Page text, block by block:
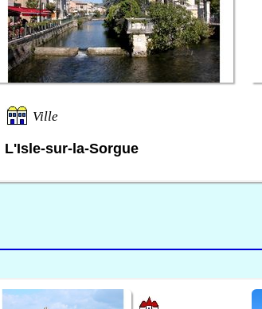
Ville
L'Isle-sur-la-Sorgue